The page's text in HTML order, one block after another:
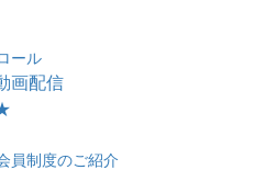
ール
画配信
員制度のご紹介